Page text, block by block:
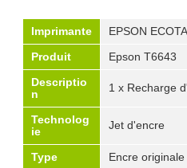
Imprimante
EPSON
Produit
Epson T6643
Descriptio
n
1 x Recharge
Technolog
ie
Jet d'encre
Type
Encre originale